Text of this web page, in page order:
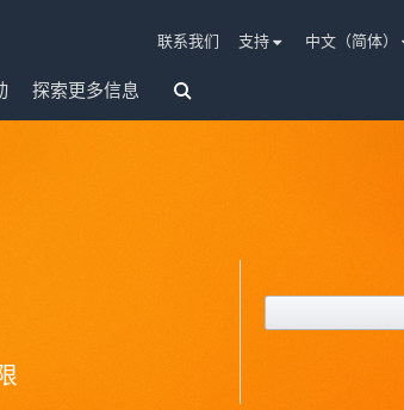
联系我们 支持 中文（简体）
探索更多信息